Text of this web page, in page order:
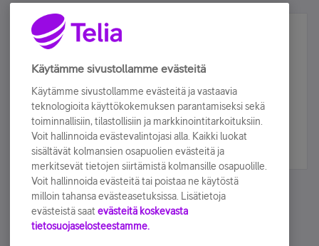
Älä jää paitsi – osallistu ja voita!
Tilaa Telian uutiskirje ja olet mukana arvonnassa.
sähköpostiisi.
Tilaa nyt
Käytämme sivustollamme evästeitä
Käytämme sivustollamme evästeitä ja vastaavia
teknologioita käyttökokemuksen parantamiseksi sekä
toiminnallisiin, tilastollisiin ja markkinointitarkoituksiin.
Voit hallinnoida evästevalintojasi alla. Kaikki luokat
sisältävät kolmansien osapuolien evästeitä ja
merkitsevät tietojen siirtämistä kolmansille osapuolille.
Voit hallinnoida evästeitä tai poistaa ne käytöstä
milloin tahansa evästeasetuksissa. Lisätietoja
evästeistä saat evästeitä koskevasta
tietosuojaselosteestamme.